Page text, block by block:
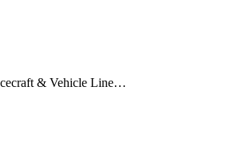
& Vehicle Line…